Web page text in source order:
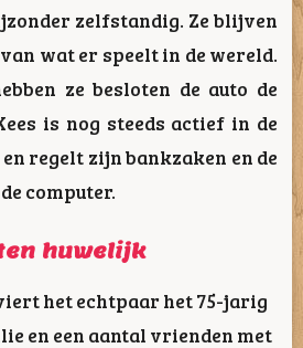
zelfstandig. Ze blijven
wat er speelt in de wereld.
ze besloten de auto de
is nog steeds actief in de
regelt zijn bankzaken en de
computer.
huwelijk
het echtpaar het 75-jarig
en een aantal vrienden met